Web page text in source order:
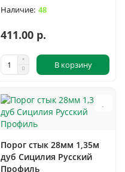
48
411.00 р.
В корзину
Порог стык 28мм 1,35м
дуб Сицилия Русский
Профиль